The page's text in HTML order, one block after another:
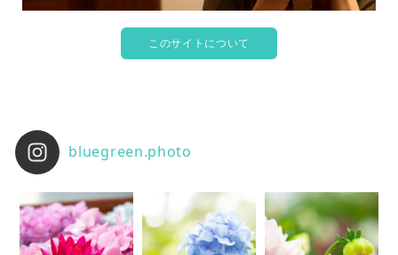
このサイトについて
bluegreen.photo